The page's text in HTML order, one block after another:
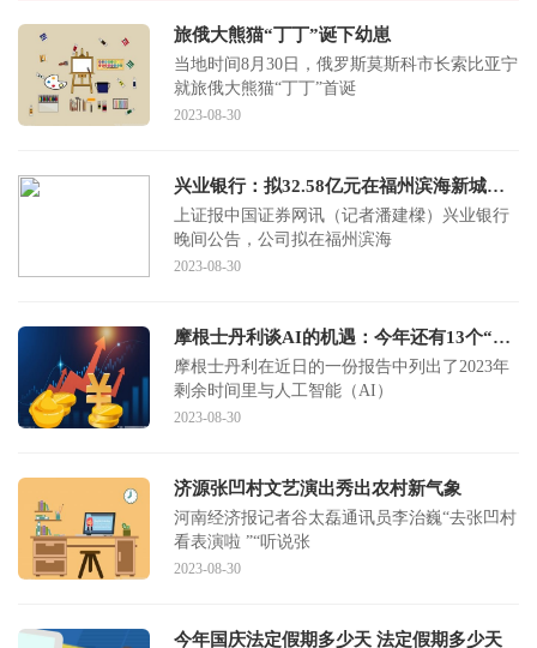
旅俄大熊猫“丁丁”诞下幼崽
当地时间8月30日，俄罗斯莫斯科市长索比亚宁
就旅俄大熊猫“丁丁”首诞
2023-08-30
兴业银行：拟32.58亿元在福州滨海新城建设金融科技产业园
上证报中国证券网讯（记者潘建樑）兴业银行
晚间公告，公司拟在福州滨海
2023-08-30
摩根士丹利谈AI的机遇：今年还有13个“AI时刻”
摩根士丹利在近日的一份报告中列出了2023年
剩余时间里与人工智能（AI）
2023-08-30
济源张凹村文艺演出秀出农村新气象
河南经济报记者谷太磊通讯员李治巍“去张凹村
看表演啦 ”“听说张
2023-08-30
今年国庆法定假期多少天 法定假期多少天